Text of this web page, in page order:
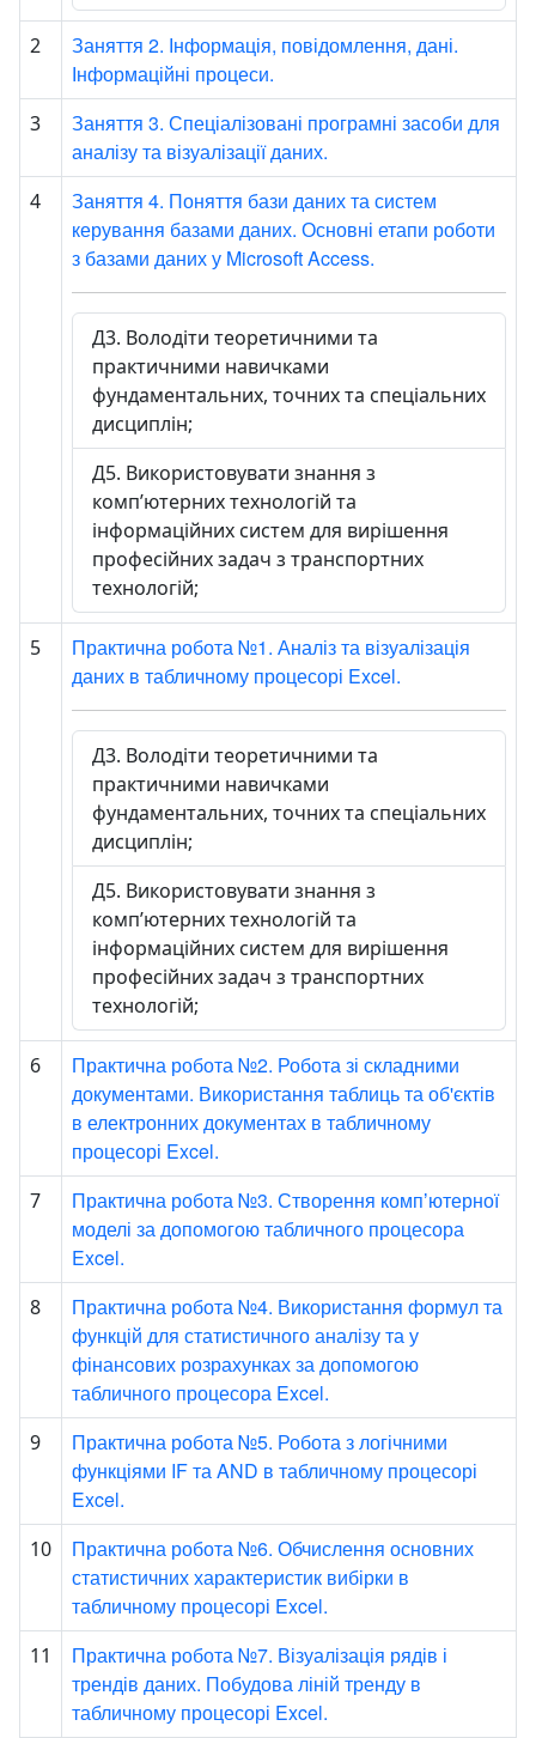
2
Заняття 2. Інформація, повідомлення, дані.
Інформаційні процеси.
3
Заняття 3. Спеціалізовані програмні засоби для
аналізу та візуалізації даних.
4
Заняття 4. Поняття бази даних та систем
керування базами даних. Основні етапи роботи
з базами даних у Microsoft Access.
Д3. Володіти теоретичними та
практичними навичками
фундаментальних, точних та спеціальних
дисциплін;
Д5. Використовувати знання з
комп’ютерних технологій та
інформаційних систем для вирішення
професійних задач з транспортних
технологій;
5
Практична робота №1. Аналіз та візуалізація
даних в табличному процесорі Excel.
Д3. Володіти теоретичними та
практичними навичками
фундаментальних, точних та спеціальних
дисциплін;
Д5. Використовувати знання з
комп’ютерних технологій та
інформаційних систем для вирішення
професійних задач з транспортних
технологій;
6
Практична робота №2. Робота зі складними
документами. Використання таблиць та об'єктів
в електронних документах в табличному
процесорі Excel.
7
Практична робота №3. Створення компʼютерної
моделі за допомогою табличного процесора
Excel.
8
Практична робота №4. Використання формул та
функцій для статистичного аналізу та у
фінансових розрахунках за допомогою
табличного процесора Excel.
9
Практична робота №5. Робота з логічними
функціями IF та AND в табличному процесорі
Excel.
10
Практична робота №6. Обчислення основних
статистичних характеристик вибірки в
табличному процесорі Excel.
11
Практична робота №7. Візуалізація рядів і
трендів даних. Побудова ліній тренду в
табличному процесорі Excel.